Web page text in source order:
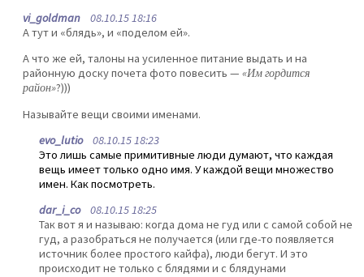
vi_goldman 08.10.15 18:16
А тут и «блядь», и «поделом ей».
А что же ей, талоны на усиленное питание выдать и на
районную доску почета фото повесить — «Им гордится
район»?)))
Называйте вещи своими именами.
evo_lutio08.10.15 18:23
Это лишь самые примитивные люди думают, что каждая
вещь имеет только одно имя. У каждой вещи множество
имен. Как посмотреть.
dar_i_co08.10.15 18:25
Так вот я и называю: когда дома не гуд или с самой собой не
гуд, а разобраться не получается (или где-то появляется
источник более простого кайфа), люди бегут. И это
происходит не только с блядями и с блядунами